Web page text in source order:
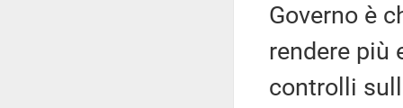
Governo è
rendere più
controlli